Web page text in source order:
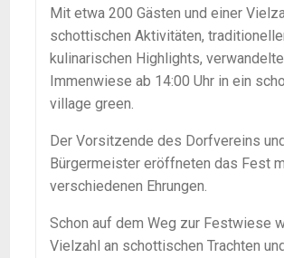
Mit etwa 200 Gästen und einer
schottischen Aktivitäten,
kulinarischen Highlights,
Immenwiese ab 14:00 Uhr in ein
village green.
Der Vorsitzende des Dorfvereins
Bürgermeister eröffneten das Fest
verschiedenen Ehrungen.
Schon auf dem Weg zur Festwiese
Vielzahl an schottischen Trachten